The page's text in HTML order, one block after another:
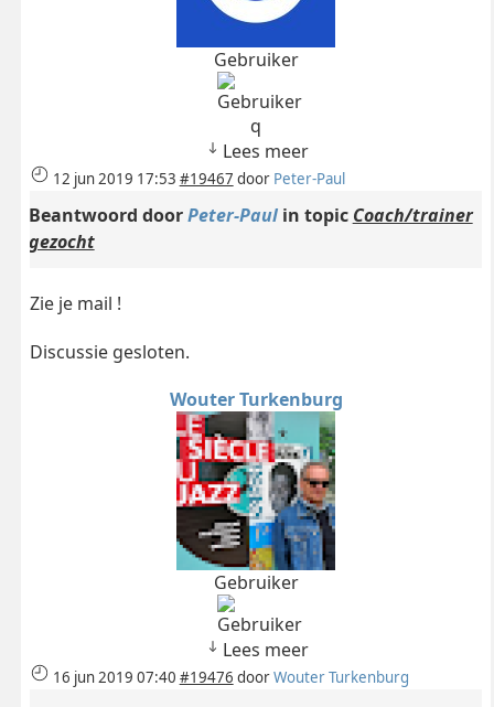
Gebruiker
q
Lees meer
12 jun 2019 17:53 #19467 door Peter-Paul
Beantwoord doorPeter-Paulin topic Coach/trainer
gezocht
Zie je mail !
Discussie gesloten.
Wouter Turkenburg
Gebruiker
Lees meer
16 jun 2019 07:40 #19476 doorWouter Turkenburg